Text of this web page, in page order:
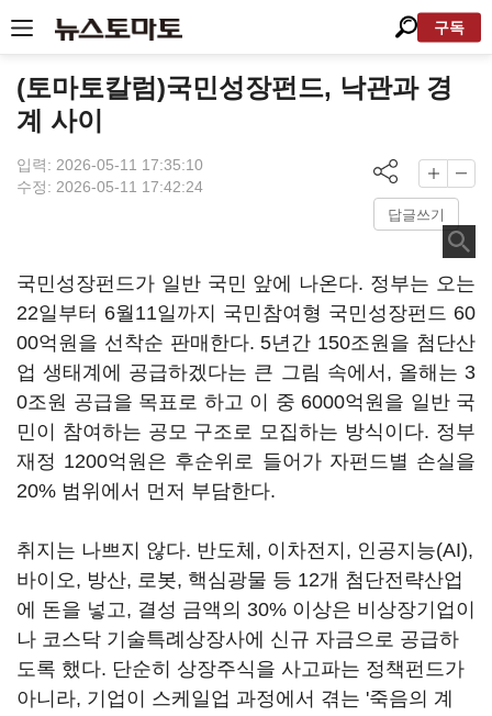
구독
(토마토칼럼)국민성장펀드, 낙관과 경
계 사이
입력: 2026-05-11 17:35:10
수정: 2026-05-11 17:42:24
답글쓰기
국민성장펀드가 일반 국민 앞에 나온다. 정부는 오는
22일부터 6월11일까지 국민참여형 국민성장펀드 60
00억원을 선착순 판매한다. 5년간 150조원을 첨단산
업 생태계에 공급하겠다는 큰 그림 속에서, 올해는 3
0조원 공급을 목표로 하고 이 중 6000억원을 일반 국
민이 참여하는 공모 구조로 모집하는 방식이다. 정부
재정 1200억원은 후순위로 들어가 자펀드별 손실을
20% 범위에서 먼저 부담한다.
취지는 나쁘지 않다. 반도체, 이차전지, 인공지능(AI),
바이오, 방산, 로봇, 핵심광물 등 12개 첨단전략산업
에 돈을 넣고, 결성 금액의 30% 이상은 비상장기업이
나 코스닥 기술특례상장사에 신규 자금으로 공급하
도록 했다. 단순히 상장주식을 사고파는 정책펀드가
아니라, 기업이 스케일업 과정에서 겪는 '죽음의 계